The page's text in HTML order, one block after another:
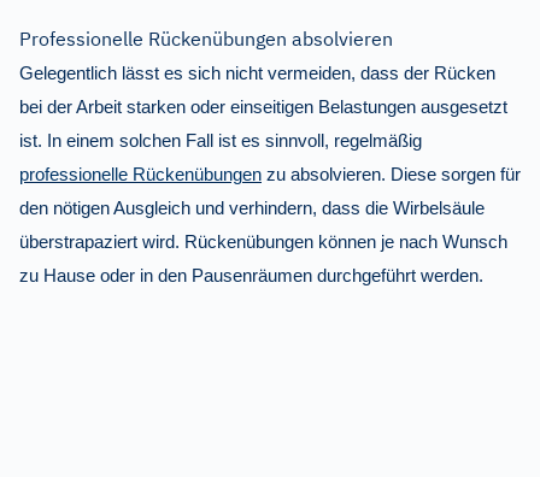
Professionelle Rückenübungen absolvieren
Gelegentlich lässt es sich nicht vermeiden, dass der Rücken
bei der Arbeit starken oder einseitigen Belastungen ausgesetzt
ist. In einem solchen Fall ist es sinnvoll, regelmäßig
professionelle Rückenübungen zu absolvieren. Diese sorgen für
den nötigen Ausgleich und verhindern, dass die Wirbelsäule
überstrapaziert wird. Rückenübungen können je nach Wunsch
zu Hause oder in den Pausenräumen durchgeführt werden.